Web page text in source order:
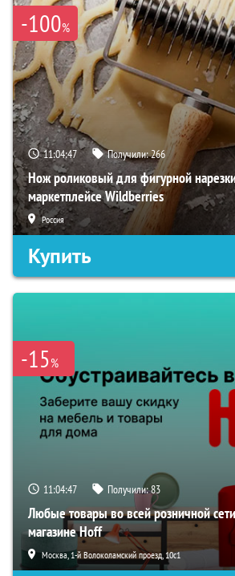
-100%
11:04:46 Получили:266
Нож роликовый для фигурной нарезки
маркетплейсе Wildberries
Россия
Купить
-15%
11:04:46 Получили:83
Любые товары во всей розничной
магазине Hoff
Москва, 1-й Волоколамский проезд, 10с1